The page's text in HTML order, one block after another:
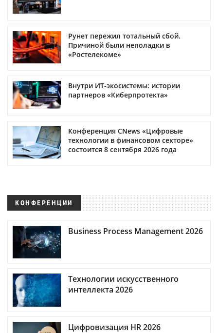
Рунет пережил тотальный сбой.
Причиной были неполадки в
«Ростелекоме»
Внутри ИТ-экосистемы: истории
партнеров «Киберпротекта»
Конференция CNews «Цифровые
технологии в финансовом секторе»
состоится 8 сентября 2026 года
КОНФЕРЕНЦИИ
Business Process Management 2026
Технологии искусственного
интеллекта 2026
Цифровизация HR 2026